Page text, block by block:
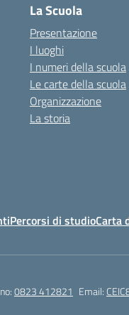
La Scuola
Presentazione
I luoghi
I numeri della scuola
Le carte della scuola
Organizzazione
La storia
Percorsi di studioCarta
0823 412821 Email: